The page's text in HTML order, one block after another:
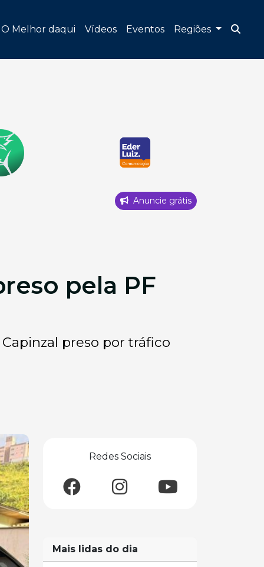
O Melhor daqui Vídeos Eventos Regiões
Anuncie grátis
pela PF
preso por tráfico
Redes Sociais
Mais lidas do dia